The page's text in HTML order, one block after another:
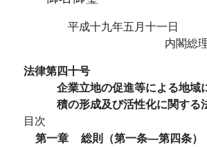
平成十九年五月十一日
内閣総
法律第四十号
企業立地の促進等による地域
積の形成及び活性化に関する
目次
第一章
総則（第一条―第四条）